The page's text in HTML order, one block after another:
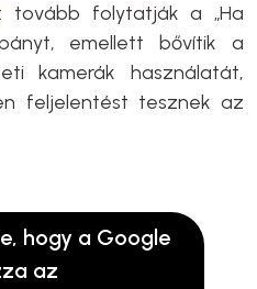
: tovább folytatják a „Ha
emellett bővítik a
kamerák használatát,
feljelentést tesznek az
hogy a Google
az